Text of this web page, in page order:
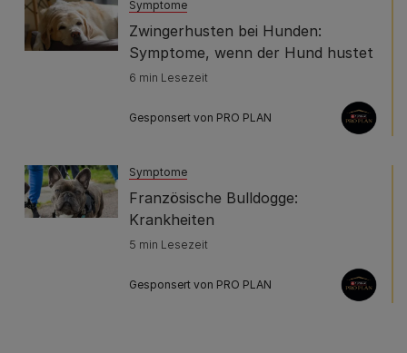
Symptome
Zwingerhusten bei Hunden:
Symptome, wenn der Hund hustet
6 min Lesezeit
Gesponsert von PRO PLAN
Symptome
Französische Bulldogge:
Krankheiten
5 min Lesezeit
Gesponsert von PRO PLAN